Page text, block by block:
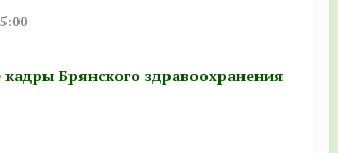
Брянского здравоохранения